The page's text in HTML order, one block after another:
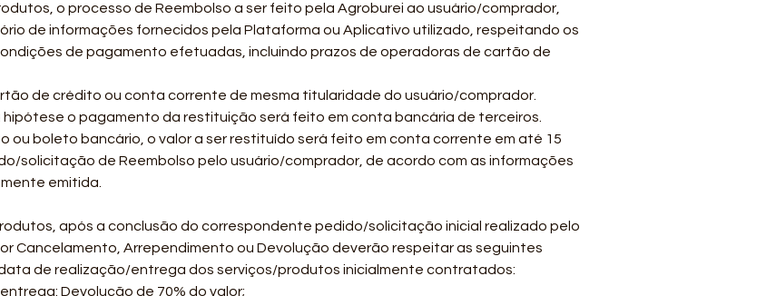
o processo de Reembolso a ser feito pela Agroburei ao usuário/comprador,
de informações fornecidos pela Plataforma ou Aplicativo utilizado, respeitando os
de pagamento efetuadas, incluindo prazos de operadoras de cartão de
de crédito ou conta corrente de mesma titularidade do usuário/comprador.
o pagamento da restituição será feito em conta bancária de terceiros.
ou boleto bancário, o valor a ser restituído será feito em conta corrente em até 15
solicitação de Reembolso pelo usuário/comprador, de acordo com as informações
emitida.
após a conclusão do correspondente pedido/solicitação inicial realizado pelo
Cancelamento, Arrependimento ou Devolução deverão respeitar as seguintes
de realização/entrega dos serviços/produtos inicialmente contratados:
Devolução de 70% do valor;